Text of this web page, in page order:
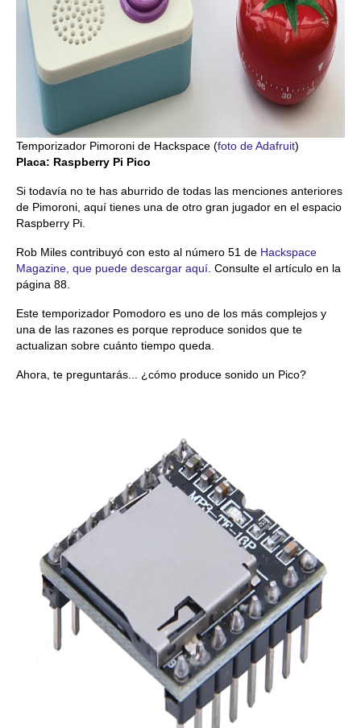
Temporizador Pimoroni de Hackspace (foto de Adafruit)
Placa: Raspberry Pi Pico
Si todavía no te has aburrido de todas las menciones anteriores
de Pimoroni, aquí tienes una de otro gran jugador en el espacio
Raspberry Pi.
Rob Miles contribuyó con esto al número 51 de Hackspace
Magazine, que puede descargar aquí. Consulte el artículo en la
página 88.
Este temporizador Pomodoro es uno de los más complejos y
una de las razones es porque reproduce sonidos que te
actualizan sobre cuánto tiempo queda.
Ahora, te preguntarás... ¿cómo produce sonido un Pico?